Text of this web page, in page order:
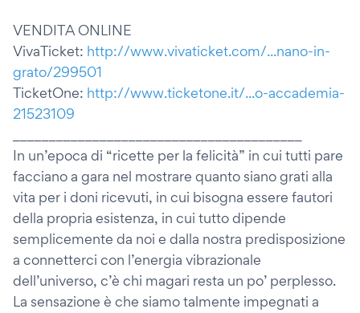
VENDITA ONLINE
VivaTicket: http://www.vivaticket.com/...nano-in-
grato/299501
TicketOne: http://www.ticketone.it/...o-accademia-
21523109
In un’epoca di “ricette per la felicità” in cui tutti pare
facciano a gara nel mostrare quanto siano grati alla
vita per i doni ricevuti, in cui bisogna essere fautori
della propria esistenza, in cui tutto dipende
semplicemente da noi e dalla nostra predisposizione
a connetterci con l’energia vibrazionale
dell’universo, c’è chi magari resta un po’ perplesso.
La sensazione è che siamo talmente impegnati a